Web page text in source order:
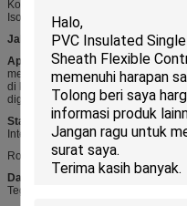
Konduktor: terdampar, tinned atau
Isolasi: PVC Khusus, SRPVC, PP
Jaket
: PVC Khusus
Aplikasi:Kabel ini sesuai untuk
mekanis sedang, dan gerakan
di kamar yang kering, lembab dan
digunakan sebagai alat ukur dan
Standar
Internasional: UL758, UL1581,
RoHS, REACH Compliant,
Data teknis
Tegangan terukur: 30V